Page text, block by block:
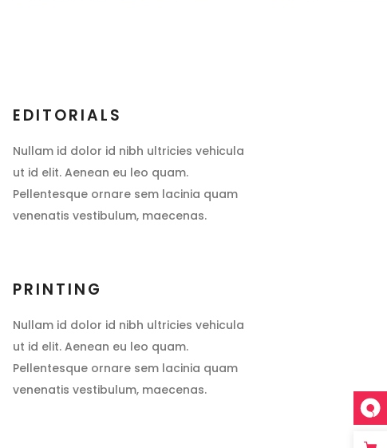
EDITORIALS
Nullam id dolor id nibh ultricies vehicula
ut id elit. Aenean eu leo quam.
Pellentesque ornare sem lacinia quam
venenatis vestibulum, maecenas.
PRINTING
Nullam id dolor id nibh ultricies vehicula
ut id elit. Aenean eu leo quam.
Pellentesque ornare sem lacinia quam
venenatis vestibulum, maecenas.